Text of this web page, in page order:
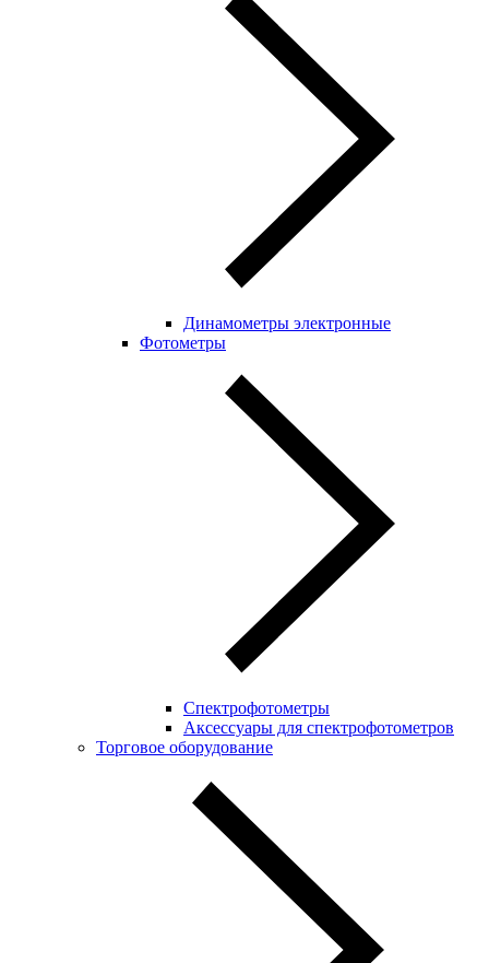
Динамометры электронные
Фотометры
Спектрофотометры
Аксессуары для спектрофотометров
Торговое оборудование